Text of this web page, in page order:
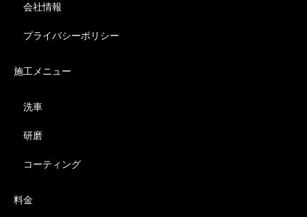
会社情報
プライバシーポリシー
施工メニュー
洗車
研磨
コーティング
料金